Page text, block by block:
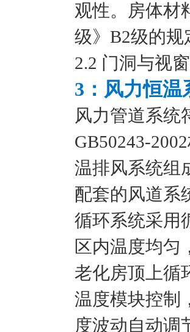
观性。房体材
级》B2级的规
2.2 门洞与视
3：风力恒温
风力管道系统
GB50243-
温排风系统组
配套的风道系
循环系统采用
区内温度均匀
老化房顶上循
温度模块控制
度波动自动调